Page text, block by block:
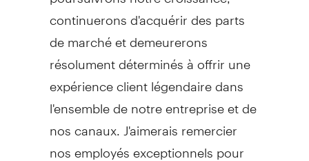
continuerons d'acquérir des parts
de marché et demeurerons
résolument déterminés à offrir une
expérience client légendaire dans
l'ensemble de notre entreprise et de
nos canaux. J'aimerais remercier
nos employés exceptionnels pour